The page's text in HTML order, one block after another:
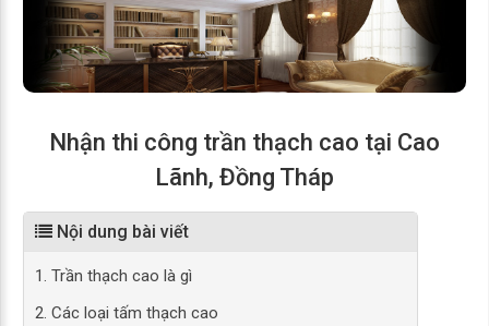
Nhận thi công trần thạch cao tại Cao
Lãnh, Đồng Tháp
Nội dung bài viết
1. Trần thạch cao là gì
2. Các loại tấm thạch cao